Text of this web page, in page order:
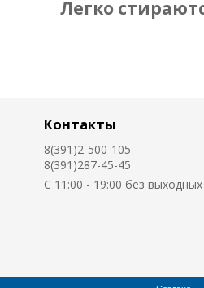
Легко
Контакты
8(391)2-500-105
8(391)287-45-45
C 11:00 - 19:00 без выходных